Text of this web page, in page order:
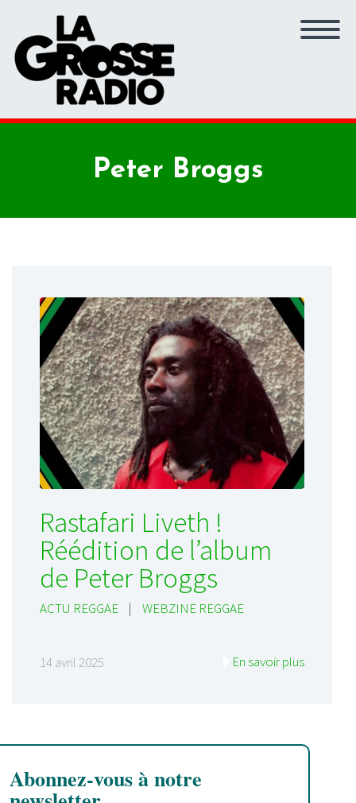
Peter Broggs
Rastafari Liveth !
Réédition de l’album
de Peter Broggs
ACTU REGGAE | WEBZINE REGGAE
14 avril 2025 En savoir plus
Abonnez-vous à notre